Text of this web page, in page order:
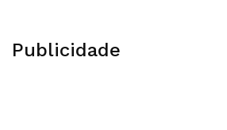
Publicidade